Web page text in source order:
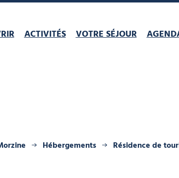
ACTIVITÉS VOTRE SÉJOUR
Hébergements Résidence de